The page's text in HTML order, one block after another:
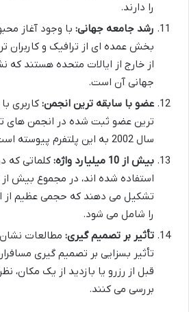
را دارند.
رشد جامعه جهانی: با وجود آغاز
بخش عمده ای از ترافیک و کاربران
از خارج از ایالات متحده هستند
جهانی آن است.
عضو با سابقه ترین انجمن:
ترین عضو ثبت شده در انجمن های
سال 2002 به این پلتفرم پیوسته است.
بیش از 10 میلیارد واژه:
کلماتی که
تشکیل می دهند که حجمی عظیم از
را شامل می شود.
تأثیر بر تصمیم گیری: مطالعات
تأثیر بسزایی بر تصمیم گیری
قبل از رزرو یا بازدید از یک مکان،
بررسی می کنند.